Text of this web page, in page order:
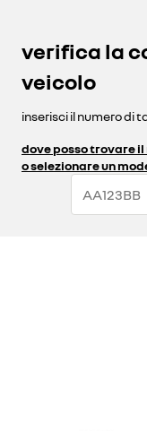
verifica la
veicolo
inserisci il numero di
dove posso trovare il
o selezionare un